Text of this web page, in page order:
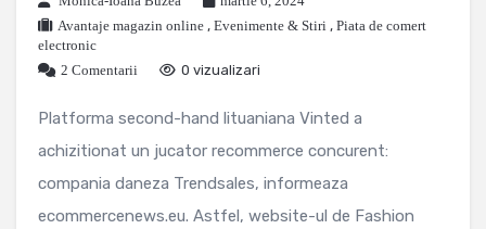
Avantaje magazin online , Evenimente & Stiri , Piata de comert
electronic
2 Comentarii
0 vizualizari
Platforma second-hand lituaniana Vinted a
achizitionat un jucator recommerce concurent:
compania daneza Trendsales, informeaza
ecommercenews.eu. Astfel, website-ul de Fashion